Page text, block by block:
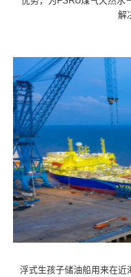
解
浮式生孩子储油船用来在近